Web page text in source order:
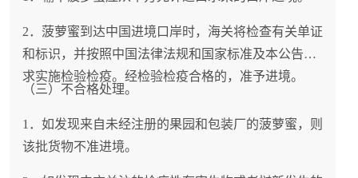
2．菠萝蜜到达中国进境口岸时，海关将检查有关单证
和标识，并按照中国法律法规和国家标准及本公告要
求实施检验检疫。经检验检疫合格的，准予进境。
（三）不合格处理。
1．如发现来自未经注册的果园和包装厂的菠萝蜜，则
该批货物不准进境。